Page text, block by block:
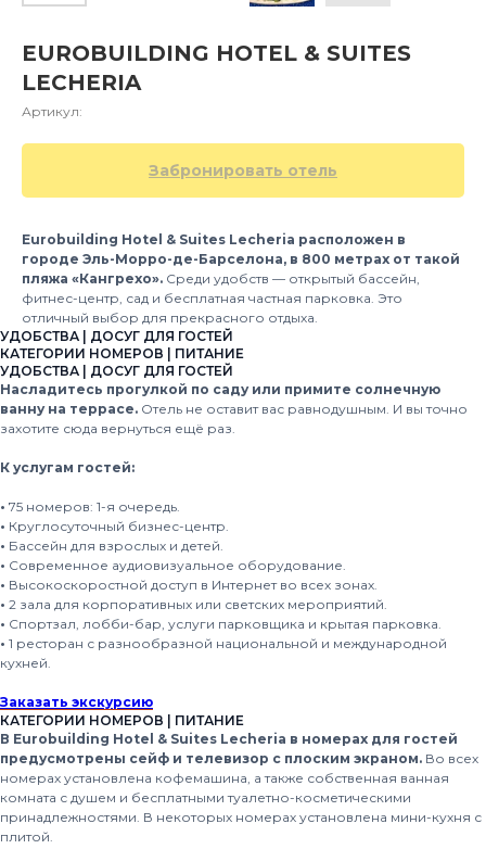
EUROBUILDING HOTEL & SUITES
LECHERIA
Артикул:
Забронировать отель
Eurobuilding Hotel & Suites Lecheria расположен в
городе Эль-Морро-де-Барселона, в 800 метрах от такой
пляжа «Кангрехо». Среди удобств — открытый бассейн,
фитнес-центр, сад и бесплатная частная парковка. Это
отличный выбор для прекрасного отдыха.
УДОБСТВА | ДОСУГ ДЛЯ ГОСТЕЙ
КАТЕГОРИИ НОМЕРОВ | ПИТАНИЕ
УДОБСТВА | ДОСУГ ДЛЯ ГОСТЕЙ
Насладитесь прогулкой по саду или примите солнечную
ванну на террасе. Отель не оставит вас равнодушным. И вы точно
захотите сюда вернуться ещё раз.
К услугам гостей:
• 75 номеров: 1-я очередь.
• Круглосуточный бизнес-центр.
• Бассейн для взрослых и детей.
• Современное аудиовизуальное оборудование.
• Высокоскоростной доступ в Интернет во всех зонах.
• 2 зала для корпоративных или светских мероприятий.
• Спортзал, лобби-бар, услуги парковщика и крытая парковка.
• 1 ресторан с разнообразной национальной и международной
кухней.
Заказать экскурсию
КАТЕГОРИИ НОМЕРОВ | ПИТАНИЕ
В Eurobuilding Hotel & Suites Lecheria в номерах для гостей
предусмотрены сейф и телевизор с плоским экраном. Во всех
номерах установлена кофемашина, а также собственная ванная
комната с душем и бесплатными туалетно-косметическими
принадлежностями. В некоторых номерах установлена мини-кухня с
плитой.